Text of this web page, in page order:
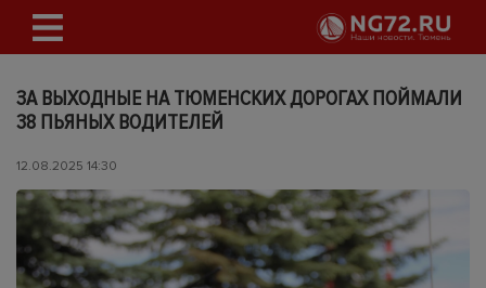
ЗА ВЫХОДНЫЕ НА ТЮМЕНСКИХ ДОРОГАХ ПОЙМАЛИ
38 ПЬЯНЫХ ВОДИТЕЛЕЙ
12.08.2025 14:30